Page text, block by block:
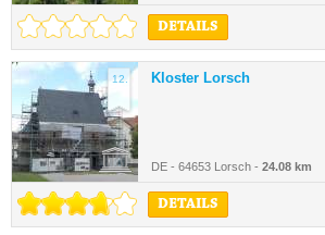
DETAILS
12. Kloster Lorsch
DE - 64653 Lorsch - 24.08 km
DETAILS